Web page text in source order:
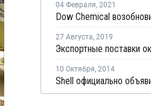
04 Февраля, 2021
27 Августа, 2019
10 Октября, 2014